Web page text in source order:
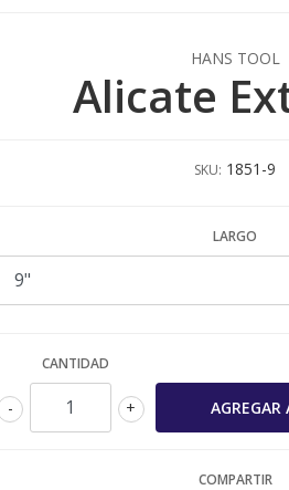
HANS TOOL
Alicate
SKU: 1851-9
LARGO
CANTIDAD
+
-
COMPARTIR